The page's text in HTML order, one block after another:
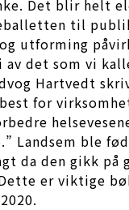
Det blir helt
til
utforming
det som vi
Hartvedt
for
Landsem ble
da den gikk
er viktige